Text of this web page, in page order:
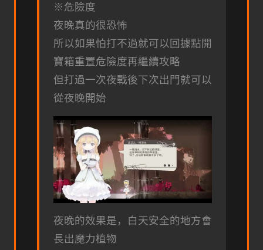
※危險度
夜晚真的很恐怖
所以如果怕打不過就可以回據點開
寶箱重置危險度再繼續攻略
但打過一次夜戰後下次出門就可以
從夜晚開始
夜晚的效果是，白天安全的地方會
長出魔力植物